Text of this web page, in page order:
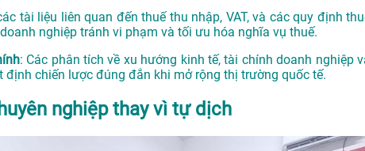
tài liệu liên quan đến thuế thu nhập, VAT, và các quy định
nghiệp tránh vi phạm và tối ưu hóa nghĩa vụ thuế.
: Các phân tích về xu hướng kinh tế, tài chính doanh nghiệp
chiến lược đúng đắn khi mở rộng thị trường quốc tế.
nghiệp thay vì tự dịch